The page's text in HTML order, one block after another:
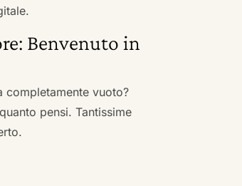
Benvenuto in
completamente vuoto?
pensi. Tantissime